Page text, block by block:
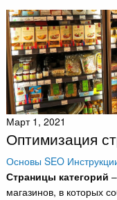
Март 1, 2021
Оптимизация
Основы SEO
Страницы категорий
магазинов, в которых